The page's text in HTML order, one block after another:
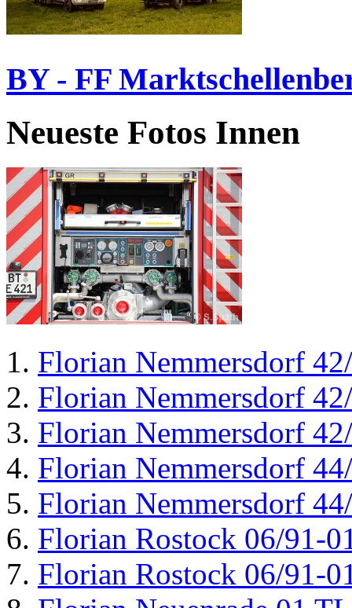
BY - FF
Neueste Fotos Innen
Florian Nemmersdorf
Florian Nemmersdorf
Florian Nemmersdorf
Florian Nemmersdorf
Florian Nemmersdorf
Florian Rostock 06/91-
Florian Rostock 06/91-